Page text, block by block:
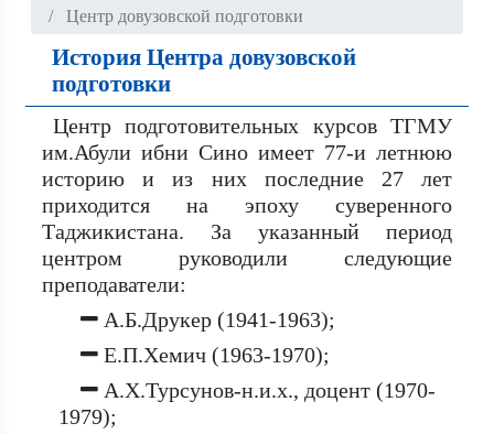
Центр довузовской подготовки
История Центра довузовской
подготовки
Центр подготовительных курсов ТГМУ
им.Абули ибни Сино имеет 77-и летнюю
историю и из них последние 27 лет
приходится на эпоху суверенного
Таджикистана. За указанный период
центром руководили следующие
преподаватели:
А.Б.Друкер (1941-1963);
Е.П.Хемич (1963-1970);
А.Х.Турсунов-н.и.х., доцент (1970-
1979);